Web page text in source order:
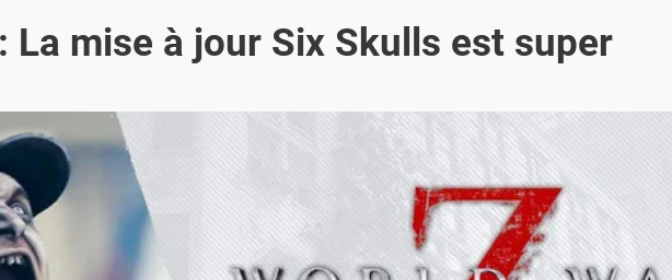
La mise à jour Six Skulls est super